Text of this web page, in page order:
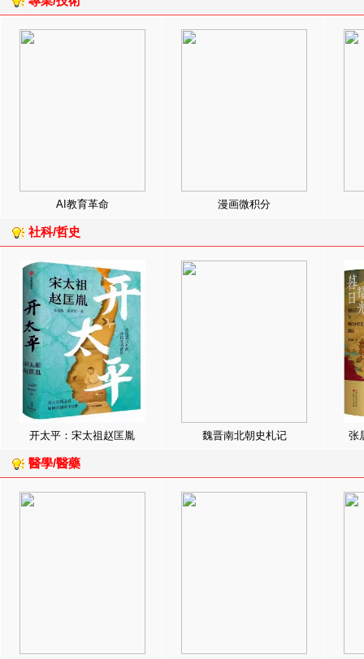
AI教育革命 漫画微积分
社科/哲史
开太平：宋太祖赵匡胤 魏晋南北朝史札记 张
醫學/醫藥